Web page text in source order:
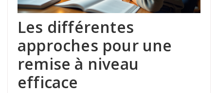
Les différentes
approches pour une
remise à niveau
efficace